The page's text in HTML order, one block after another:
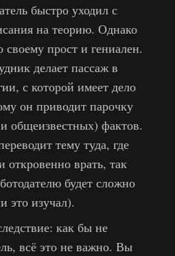
быстро уходил с
на теорию. Однако
прост и гениален.
делает пассаж в
с которой имеет дело
он приводит парочку
общеизвестных) фактов.
тему туда, где
откровенно врать, так
будет сложно
это изучал).
как бы не
всё это не важно. Вы